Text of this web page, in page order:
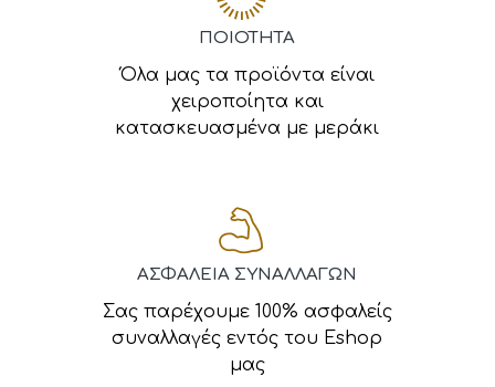
ΠΟΙΟΤΗΤΑ
Όλα μας τα προϊόντα είναι
χειροποίητα και
κατασκευασμένα με μεράκι
ΑΣΦΑΛΕΙΑ ΣΥΝΑΛΛΑΓΩΝ
Σας παρέχουμε 100% ασφαλείς
συναλλαγές εντός του Eshop
μας